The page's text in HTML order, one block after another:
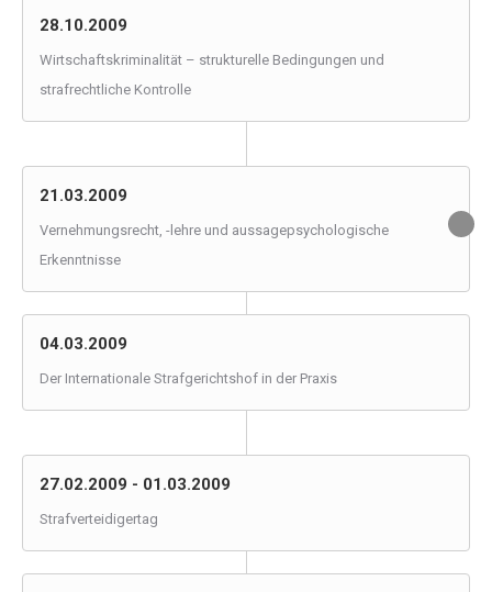
28.10.2009
Wirtschaftskriminalität – strukturelle Bedingungen und
strafrechtliche Kontrolle
21.03.2009
Vernehmungsrecht, -lehre und aussagepsychologische
Erkenntnisse
04.03.2009
Der Internationale Strafgerichtshof in der Praxis
27.02.2009 - 01.03.2009
Strafverteidigertag